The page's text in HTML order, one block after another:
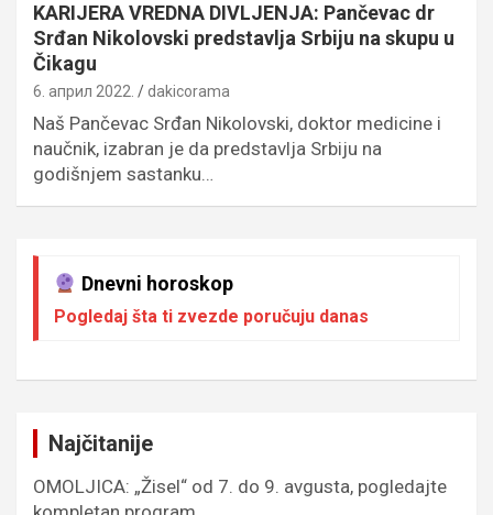
KARIJERA VREDNA DIVLJENJA: Pančevac dr
Srđan Nikolovski predstavlja Srbiju na skupu u
Čikagu
6. април 2022. dakicorama
Naš Pančevac Srđan Nikolovski, doktor medicine i
naučnik, izabran je da predstavlja Srbiju na
godišnjem sastanku…
Dnevni horoskop
Pogledaj šta ti zvezde poručuju danas
Najčitanije
OMOLJICA: „Žisel“ od 7. do 9. avgusta, pogledajte